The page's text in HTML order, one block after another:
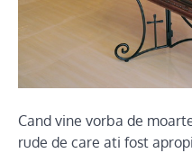
Cand vine vorba de
rude de care ati fost